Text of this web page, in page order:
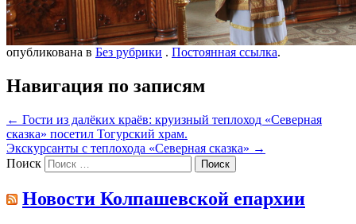
опубликована в Без рубрики . Постоянная ссылка.
Навигация по записям
← Гости из далёких краёв: круизный теплоход «Северная
сказка» посетил Тогурский храм.
Экскурсанты с теплохода «Северная сказка» →
Поиск
Новости Колпашевской епархии